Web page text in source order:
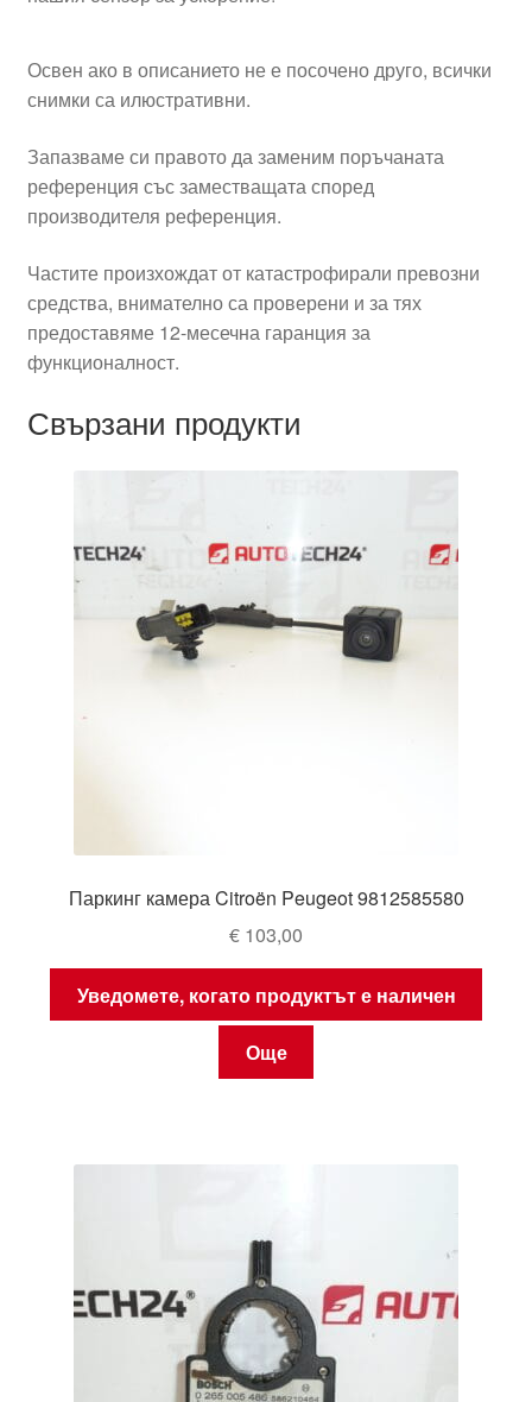
Освен ако в описанието не е посочено друго, всички
снимки са илюстративни.
Запазваме си правото да заменим поръчаната
референция със заместващата според
производителя референция.
Частите произхождат от катастрофирали превозни
средства, внимателно са проверени и за тях
предоставяме 12-месечна гаранция за
функционалност.
Свързани продукти
Паркинг камера Citroën Peugeot 9812585580
€ 103,00
Уведомете, когато продуктът е наличен
Още